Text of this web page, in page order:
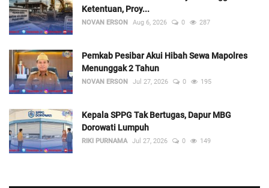
Ketentuan, Proy...
NOVAN ERSON Aug 6, 2026 0 287
Pemkab Pesibar Akui Hibah Sewa Mapolres
Menunggak 2 Tahun
NOVAN ERSON Jul 27, 2026 0 195
Kepala SPPG Tak Bertugas, Dapur MBG
Dorowati Lumpuh
RIKI PURNAMA Jul 27, 2026 0 149